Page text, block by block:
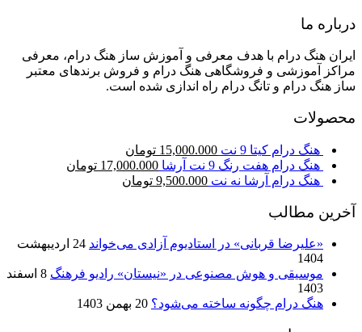
درباره ما
ایران هنگ درام با هدف معرفی و آموزش ساز هنگ درام، معرفی
مراکز آموزشی و فروشگاهی هنگ درام و فروش برندهای معتبر
ساز هنگ درام و تانگ درام راه اندازی شده است.
محصولات
هنگ درام کیتا 9 نت 15,000.000 تومان
هنگ درام هفت رنگ 9 نت آرشا
17,000.000 تومان
هنگ درام آرشا نه نت 9,500.000 تومان
آخرین مطالب
«علیرضا قربانی» در استادیوم آزادی می‌خواند
24 اردیبهشت
1404
موسیقی و هوش مصنوعی در «نیستان» رادیو فرهنگ
8 اسفند
1403
هنگ درام چگونه ساخته می‌شود؟ 20 بهمن 1403